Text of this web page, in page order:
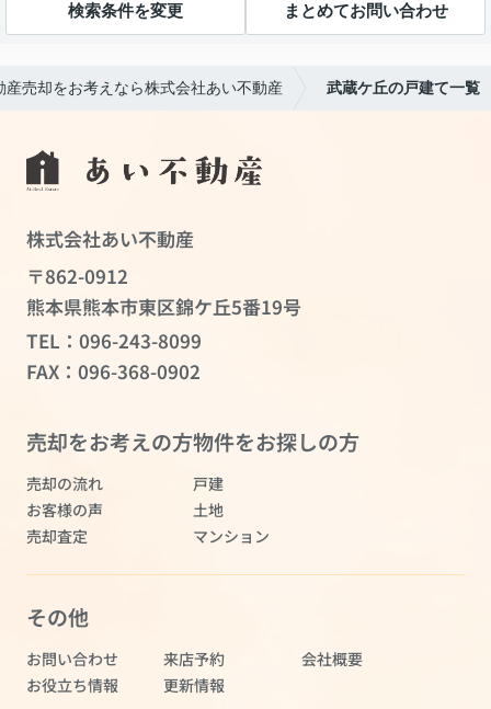
検索条件を変更 まとめてお問い合わせ
産売却をお考えなら株式会社あい不動産 武蔵ケ丘の戸建て一覧
株式会社あい不動産
〒862-0912
熊本県熊本市東区錦ケ丘5番19号
TEL： 096-243-8099
FAX：096-368-0902
売却をお考えの方
売却の流れ
お客様の声
売却査定
物件をお探しの方
戸建
土地
マンション
その他
お問い合わせ 来店予約
会社概要
お役立ち情報
更新情報